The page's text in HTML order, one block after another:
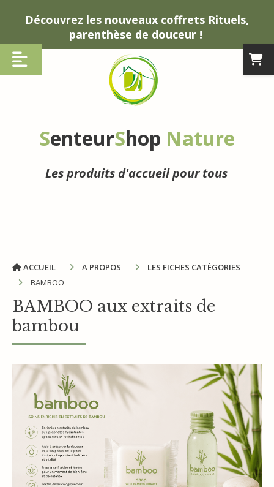
Découvrez les nouveaux coffrets Rituels,
parenthèse de douceur !
SenteurShop Nature
Les produits d'accueil pour tous
ACCUEIL A PROPOS
LES FICHES CATÉGORIES
BAMBOO
BAMBOO aux extraits de
bambou